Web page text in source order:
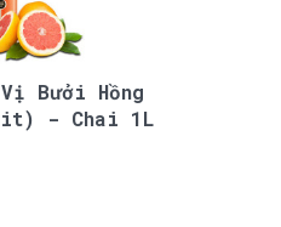
Bưởi Hồng
- Chai 1L